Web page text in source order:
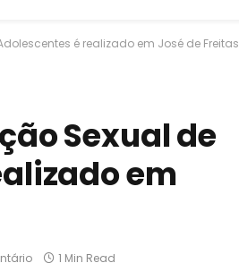
é realizado em José de Freitas
Sexual de
em
1 Min Read